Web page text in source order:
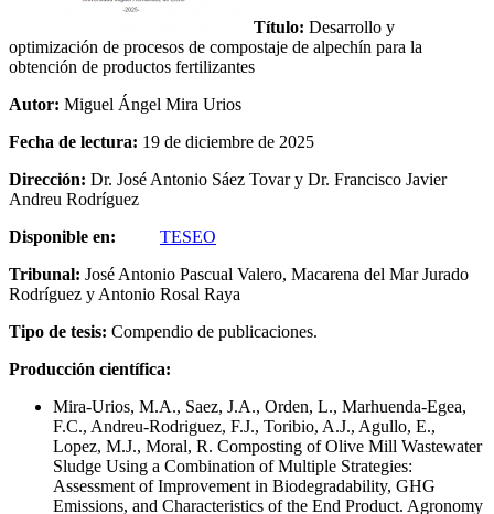
Título: Desarrollo y
optimización de procesos de compostaje de alpechín para la
obtención de productos fertilizantes
Autor: Miguel Ángel Mira Urios
Fecha de lectura: 19 de diciembre de 2025
Dirección: Dr. José Antonio Sáez Tovar y Dr. Francisco Javier
Andreu Rodríguez
Disponible en: TESEO
Tribunal: José Antonio Pascual Valero, Macarena del Mar Jurado
Rodríguez y Antonio Rosal Raya
Tipo de tesis: Compendio de publicaciones.
Producción científica:
Mira-Urios, M.A., Saez, J.A., Orden, L., Marhuenda-Egea,
F.C., Andreu-Rodriguez, F.J., Toribio, A.J., Agullo, E.,
Lopez, M.J., Moral, R. Composting of Olive Mill Wastewater
Sludge Using a Combination of Multiple Strategies:
Assessment of Improvement in Biodegradability, GHG
Emissions, and Characteristics of the End Product. Agronomy